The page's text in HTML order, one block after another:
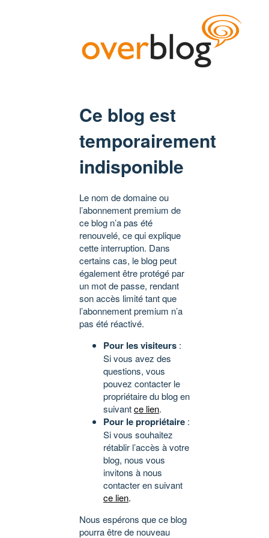
Ce blog est
temporairement
indisponible
Le nom de domaine ou
l’abonnement premium de
ce blog n’a pas été
renouvelé, ce qui explique
cette interruption. Dans
certains cas, le blog peut
également être protégé par
un mot de passe, rendant
son accès limité tant que
l’abonnement premium n’a
pas été réactivé.
Pour les visiteurs :
Si vous avez des
questions, vous
pouvez contacter le
propriétaire du blog en
suivantce lien.
Pour le propriétaire :
Si vous souhaitez
rétablir l’accès à votre
blog, nous vous
invitons à nous
contacter en suivant
ce lien.
Nous espérons que ce blog
pourra être de nouveau